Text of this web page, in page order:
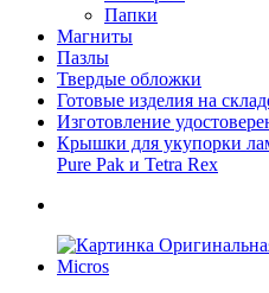
Папки
Магниты
Пазлы
Твердые обложки
Готовые изделия на
Изготовление
Крышки для укупорки
Pure Pak и Tetra Rex